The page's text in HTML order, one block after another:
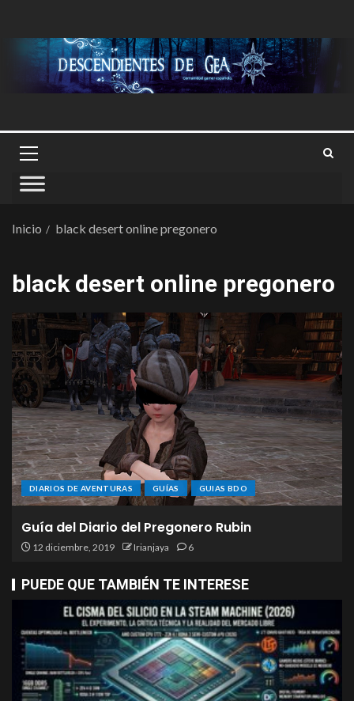
Inicio black desert online pregonero
black desert online pregonero
DIARIOS DE AVENTURAS GUÍAS GUIAS BDO
Guía del Diario del Pregonero Rubin
12 diciembre, 2019 Irianjaya 6
PUEDE QUE TAMBIÉN TE INTERESE